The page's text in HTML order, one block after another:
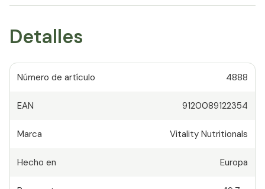
Detalles
Número de artículo 4888
EAN 9120089122354
Marca Vitality Nutritionals
Hecho en Europa